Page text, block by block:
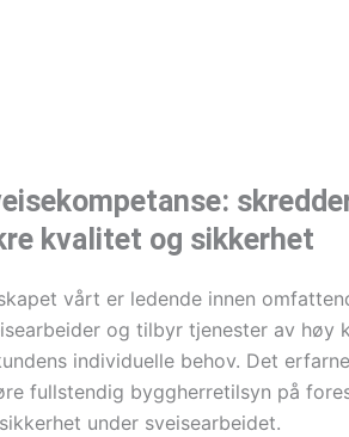
kvalitet og sikkerhet
vårt er ledende innen
og tilbyr tjenester av høy
individuelle behov. Det
fullstendig byggherretilsyn på
under sveisearbeidet.